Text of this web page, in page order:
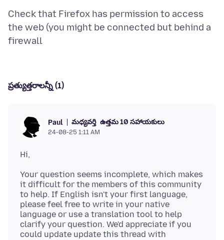
Check that Firefox has permission to access
the web (you might be connected but behind a
ప్రత్యుత్తరాలన్నీ (1)
Paul మధ్యవర్తి ఉత్తమ 10 సహాయకులు
24-08-25 1:11 AM
Your question seems incomplete, which makes
it difficult for the members of this community
to help. If English isn't your first language,
please feel free to write in your native
language or use a translation tool to help
clarify your question. We'd appreciate if you
could update update this thread with